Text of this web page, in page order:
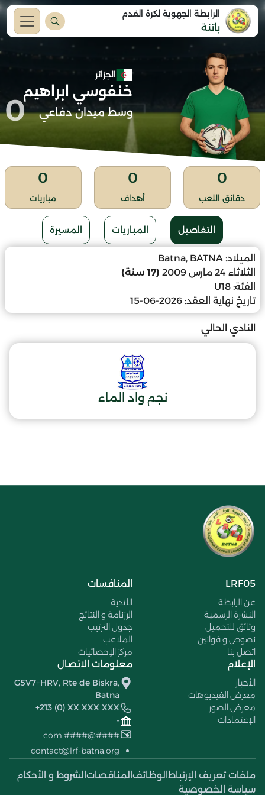
الرابطة الجهوية لكرة القدم
باتنة
الجزائر
خنفوسي ابراهيم
وسط ميدان دفاعي 0
0
دقائق اللعب
0
أهداف
0
مباريات
التفاصيل المباريات المسيرة
الميلاد: Batna, BATNA
الثلاثاء 24 مارس 2009
(17 سنة)
الفئة: U18
تاريخ نهاية العقد: 2026-06-15
النادي الحالي
نجم واد الماء
LRF05
عن الرابطة
النشرة الرسمية
وثائق للتحميل
نصوص و قوانين
اتصل بنا
المنافسات
الأندية
الرزنامة و النتائج
جدول الترتيب
الملاعب
مركز الإحصائيات
الإعلام
الأخبار
معرض الفيديوهات
معرض الصور
الإعتمادات
معلومات الاتصال
G5V7+HRV, Rte de Biskra,
Batna
+213 (0) XX XXX XXX
-
####@####.com
contact@lrf-batna.org
ملفات تعريف الإرتباط الوظائف المناقصات الشروط و الأحكام
سياسة الخصوصية